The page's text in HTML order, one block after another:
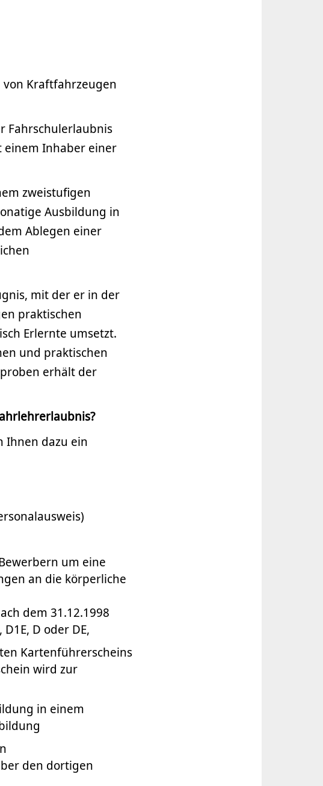
von Kraftfahrzeugen
Fahrschulerlaubnis
einem Inhaber einer
zweistufigen
Ausbildung in
Ablegen einer
mit der er in der
praktischen
Erlernte umsetzt.
und praktischen
erhält der
Ihnen dazu ein
um eine
an die körperliche
dem 31.12.1998
D oder DE,
Kartenführerscheins
wird zur
in einem
den dortigen